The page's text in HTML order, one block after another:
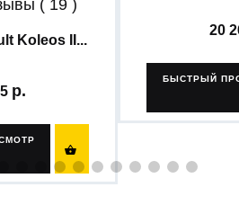
( 19 )
Koleos II...

20
БЫСТРЫЙ